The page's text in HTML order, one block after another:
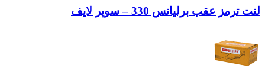
لنت ترمز عقب برلیانس 330 – سوپر لایف